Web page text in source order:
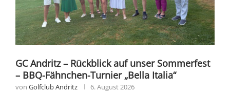
GC Andritz – Rückblick auf unser Sommerfest
– BBQ-Fähnchen-Turnier „Bella Italia“
von Golfclub Andritz 6. August 2026